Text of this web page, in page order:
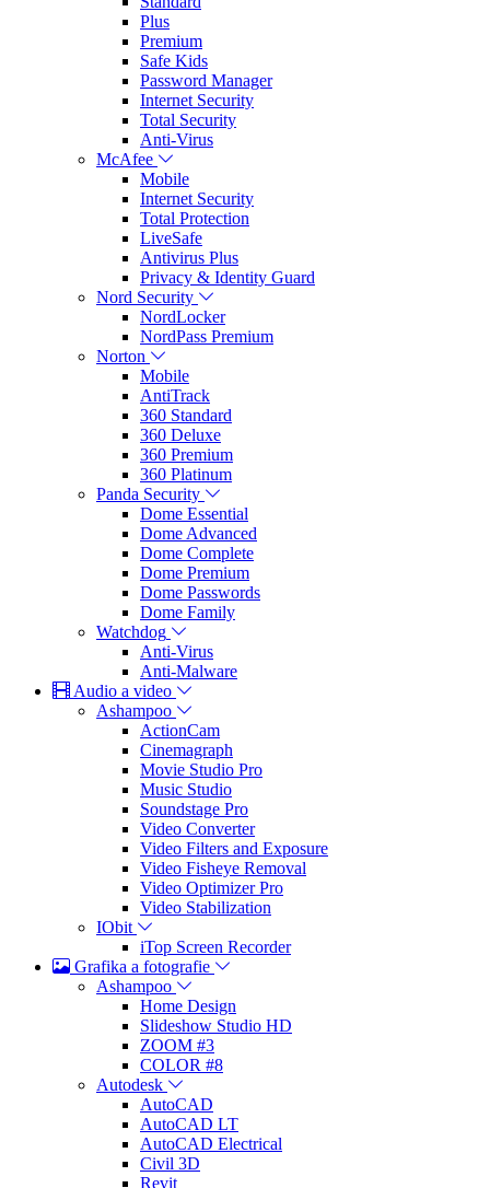
Plus
Premium
Safe Kids
Password Manager
Internet Security
Total Security
Anti-Virus
McAfee
Mobile
Internet Security
Total Protection
LiveSafe
Antivirus Plus
Privacy & Identity Guard
Nord Security
NordLocker
NordPass Premium
Norton
Mobile
AntiTrack
360 Standard
360 Deluxe
360 Premium
360 Platinum
Panda Security
Dome Essential
Dome Advanced
Dome Complete
Dome Premium
Dome Passwords
Dome Family
Watchdog
Anti-Virus
Anti-Malware
Audio a video
Ashampoo
ActionCam
Cinemagraph
Movie Studio Pro
Music Studio
Soundstage Pro
Video Converter
Video Filters and Exposure
Video Fisheye Removal
Video Optimizer Pro
Video Stabilization
IObit
iTop Screen Recorder
Grafika a fotografie
Ashampoo
Home Design
Slideshow Studio HD
ZOOM #3
COLOR #8
Autodesk
AutoCAD
AutoCAD LT
AutoCAD Electrical
Civil 3D
Revit